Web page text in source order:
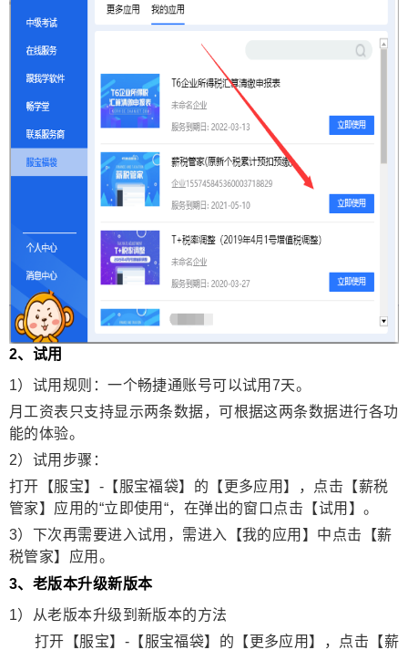
2、试用
1）试用规则：一个畅捷通账号可以试用 7天。
月工资表只支持显示两条数据，可根据这两条数据进行各功
能的体验。
2）试用步骤：
打开【服宝】 - 【服宝福袋】的【更多应用】，点击【薪税
管家】应用的“立即使用“，在弹出的窗口点击【试用】。
3）下次再需要进入试用，需进入【我的应用】中点击【薪
税管家】应用。
3、老版本升级新版本
1）从老版本升级到新版本的方法
打开【服宝】 - 【服宝福袋】的【更多应用】，点击【薪